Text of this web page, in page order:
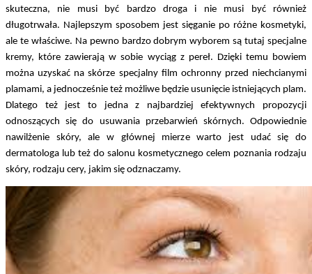
skuteczna, nie musi być bardzo droga i nie musi być również
długotrwała. Najlepszym sposobem jest sięganie po różne kosmetyki,
ale te właściwe. Na pewno bardzo dobrym wyborem są tutaj specjalne
kremy, które zawierają w sobie wyciąg z pereł. Dzięki temu bowiem
można uzyskać na skórze specjalny film ochronny przed niechcianymi
plamami, a jednocześnie też możliwe będzie usunięcie istniejących plam.
Dlatego też jest to jedna z najbardziej efektywnych propozycji
odnoszących się do usuwania przebarwień skórnych. Odpowiednie
nawilżenie skóry, ale w głównej mierze warto jest udać się do
dermatologa lub też do salonu kosmetycznego celem poznania rodzaju
skóry, rodzaju cery, jakim się odznaczamy.